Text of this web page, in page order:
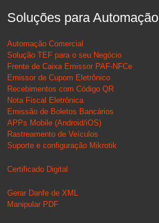
Soluções para Automação
Automação Comercial
Solução TEF para o seu Negócio
Frente de Caixa Emissor PAF-NFCe
Emissor de Cupom Eletrônico
Recebimentos com Código QR
Nota Fiscal Eletrônica
Emissão de Boletos Bancários
APPs Mobile (Android/iOS)
Rastreamento de Veículos
Suporte e configuração Mikrotik
Certificado Digital
Gerar Danfe de XML
Manipular PDF